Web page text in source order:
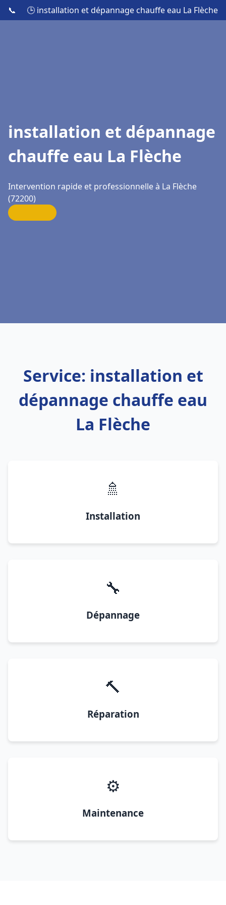
📞 🕒 installation et dépannage chauffe eau La Flèche
installation et dépannage
chauffe eau La Flèche
Intervention rapide et professionnelle à La Flèche
(72200)
Service: installation et
dépannage chauffe eau
La Flèche
🚿
Installation
🔧
Dépannage
🔨
Réparation
⚙️
Maintenance